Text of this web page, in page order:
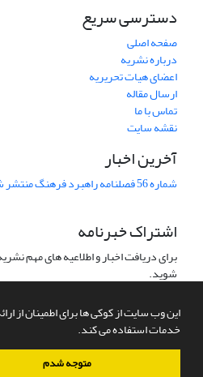
این وب سایت از کوکی ها برای اطمینان از
خدمات استفاده می کند.
متوجه شدم
دسترسی سریع
صفحه اصلی
درباره نشریه
اعضای هیات تحریریه
ارسال مقاله
تماس با ما
نقشه سایت
آخرین اخبار
شماره 56 فصلنامه راهبرد فرهنگ منتشر شد
اشتراک خبرنامه
برای دریافت اخبار و اطلاعیه های مهم
شوید.